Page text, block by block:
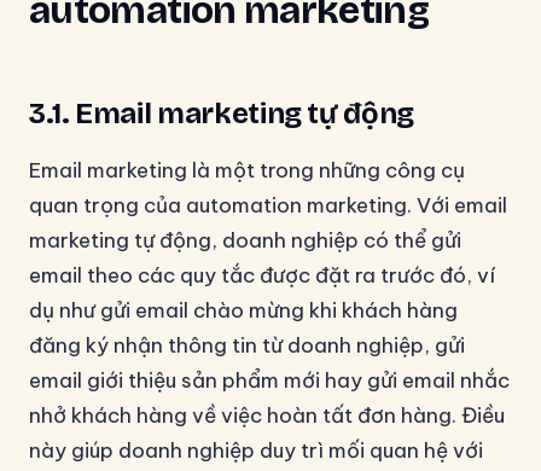
automation marketing
3.1. Email marketing tự động
Email marketing là một trong những công cụ
quan trọng của automation marketing. Với email
marketing tự động, doanh nghiệp có thể gửi
email theo các quy tắc được đặt ra trước đó, ví
dụ như gửi email chào mừng khi khách hàng
đăng ký nhận thông tin từ doanh nghiệp, gửi
email giới thiệu sản phẩm mới hay gửi email nhắc
nhở khách hàng về việc hoàn tất đơn hàng. Điều
này giúp doanh nghiệp duy trì mối quan hệ với